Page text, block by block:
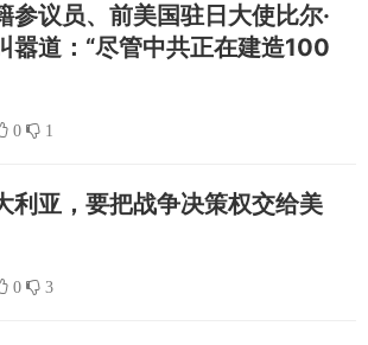
参议员、前美国驻日大使比尔·
嚣道：“尽管中共正在建造100
0 1
利亚，要把战争决策权交给美
0 3